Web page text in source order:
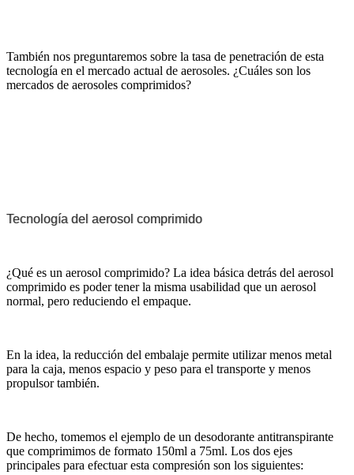
También nos preguntaremos sobre la tasa de penetración de esta
tecnología en el mercado actual de aerosoles. ¿Cuáles son los
mercados de aerosoles comprimidos?
Tecnología del aerosol comprimido
¿Qué es un aerosol comprimido? La idea básica detrás del aerosol
comprimido es poder tener la misma usabilidad que un aerosol
normal, pero reduciendo el empaque.
En la idea, la reducción del embalaje permite utilizar menos metal
para la caja, menos espacio y peso para el transporte y menos
propulsor también.
De hecho, tomemos el ejemplo de un desodorante antitranspirante
que comprimimos de formato 150ml a 75ml. Los dos ejes
principales para efectuar esta compresión son los siguientes: